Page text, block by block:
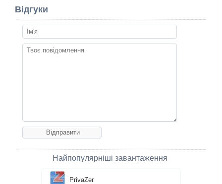
Відгуки
Найпопулярніші завантаження
PrivaZer